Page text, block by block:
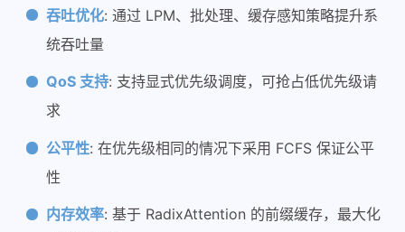
吞吐优化: 通过 LPM、批处理、缓存感知策略提升系
统吞吐量
QoS 支持: 支持显式优先级调度，可抢占低优先级请
求
公平性: 在优先级相同的情况下采用 FCFS 保证公平
性
内存效率: 基于 RadixAttention 的前缀缓存，最大化
Retract机制
sglang-attention
tbo-sbo